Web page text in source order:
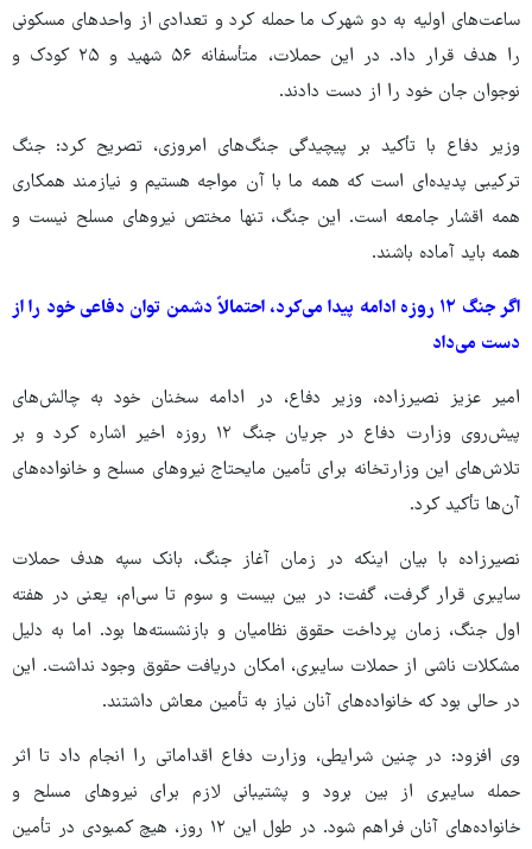
ساعت‌های اولیه به دو شهرک ما حمله کرد و تعدادی از واحدهای مسکونی
را هدف قرار داد. در این حملات، متأسفانه ۵۶ شهید و ۲۵ کودک و
نوجوان جان خود را از دست دادند.
وزیر دفاع با تأکید بر پیچیدگی جنگ‌های امروزی، تصریح کرد: جنگ
ترکیبی پدیده‌ای است که همه ما با آن مواجه هستیم و نیازمند همکاری
همه اقشار جامعه است. این جنگ، تنها مختص نیروهای مسلح نیست و
همه باید آماده باشند.
اگر جنگ ۱۲ روزه ادامه پیدا می‌کرد، احتمالاً دشمن توان دفاعی خود را از
دست می‌داد
امیر عزیز نصیرزاده، وزیر دفاع، در ادامه سخنان خود به چالش‌های
پیش‌روی وزارت دفاع در جریان جنگ ۱۲ روزه اخیر اشاره کرد و بر
تلاش‌های این وزارتخانه برای تأمین مایحتاج نیروهای مسلح و خانواده‌های
آن‌ها تأکید کرد.
نصیرزاده با بیان اینکه در زمان آغاز جنگ، بانک سپه هدف حملات
سایبری قرار گرفت، گفت: در بین بیست و سوم تا سی‌ام، یعنی در هفته
اول جنگ، زمان پرداخت حقوق نظامیان و بازنشسته‌ها بود. اما به دلیل
مشکلات ناشی از حملات سایبری، امکان دریافت حقوق وجود نداشت. این
در حالی بود که خانواده‌های آنان نیاز به تأمین معاش داشتند.
وی افزود: در چنین شرایطی، وزارت دفاع اقداماتی را انجام داد تا اثر
حمله سایبری از بین برود و پشتیبانی لازم برای نیروهای مسلح و
خانواده‌های آنان فراهم شود. در طول این ۱۲ روز، هیچ کمبودی در تأمین